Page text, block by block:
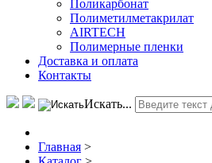
Поликарбонат
Полиметилметакрилат
AIRTECH
Полимерные пленки
Доставка и оплата
Контакты
Искать...
Главная >